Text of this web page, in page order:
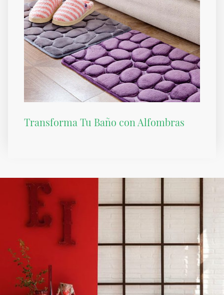
Transforma Tu Baño con Alfombras